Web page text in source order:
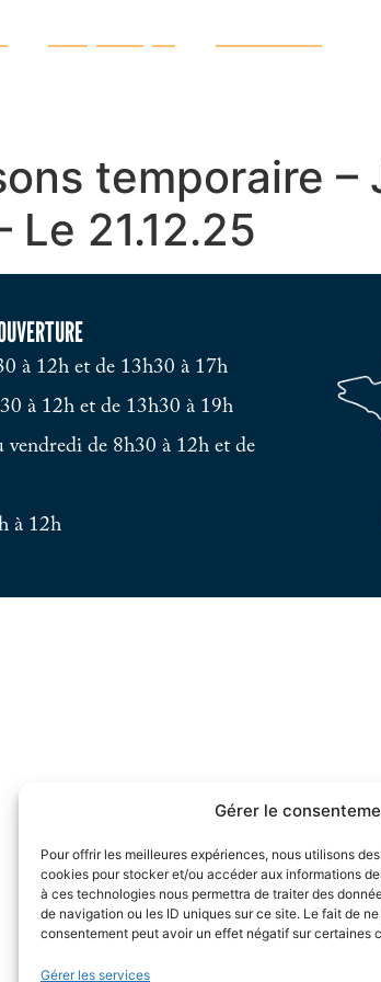
Gérer le
Pour offrir les meilleures expériences, nous utilisons
cookies pour stocker et/ou accéder aux informations
à ces technologies nous permettra de traiter des
de navigation ou les ID uniques sur ce site. Le fait de
consentement peut avoir un effet négatif sur certaines
Gérer les services
temporaire –
21.12.25
à 12h et de 13h30 à 17h
à 12h et de 13h30 à 19h
de 8h30 à 12h et de
à 12h